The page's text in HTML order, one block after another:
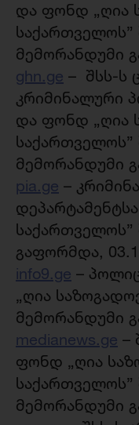
და ფონდ „ღია
მემორანდუმი
ghn.ge – შსს-ს
კრიმინალური
და ფონდ „ღია
მემორანდუმი
pia.ge –
გაფორმდა,
info9.ge –
„ღია
მემორანდუმი
medianews.ge –
ფონდ „ღია
მემორანდუმი